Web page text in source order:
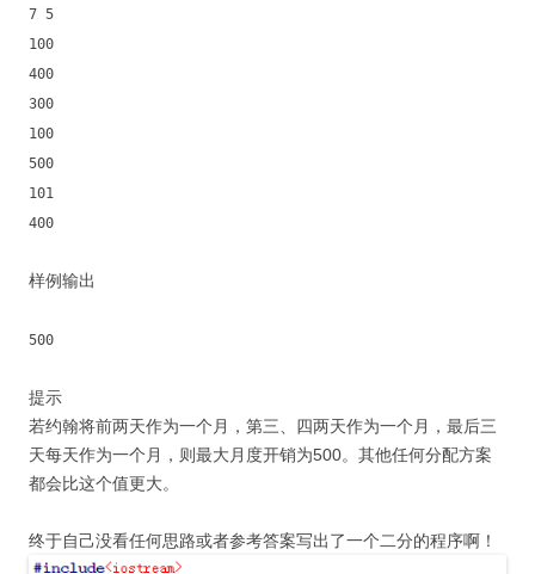
7 5
100
400
300
100
500
101
400
样例输出
500
提示
若约翰将前两天作为一个月，第三、四两天作为一个月，最后三
天每天作为一个月，则最大月度开销为500。其他任何分配方案
都会比这个值更大。
终于自己没看任何思路或者参考答案写出了一个二分的程序啊！